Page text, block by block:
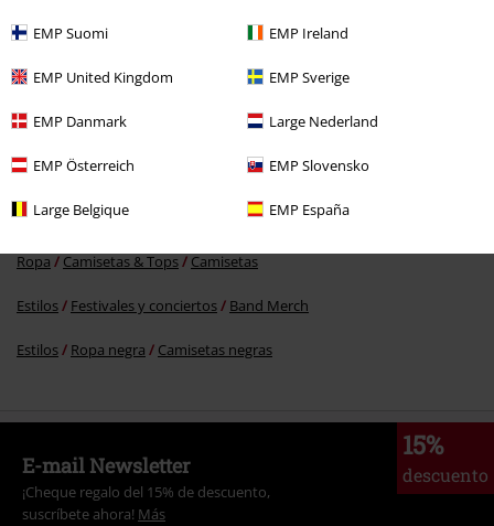
EMP Suomi EMP Ireland
EMP United Kingdom EMP Sverige
EMP Danmark Large Nederland
EMP Österreich EMP Slovensko
Large Belgique EMP España
Tallas Grandes Ropa de Hombre Camisas de Manga Larga
Ropa & accesorios Camisetas
Ropa Camisetas & Tops Camisetas
Estilos Festivales y conciertos Band Merch
Estilos Ropa negra Camisetas negras
15%
descuento
E-mail Newsletter
¡Cheque regalo del 15% de descuento,
suscríbete ahora! Más